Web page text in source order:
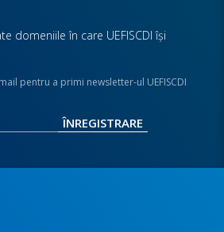
domeniile în care UEFISCDI îşi
pentru a primi newsletter-ul UEFISCDI